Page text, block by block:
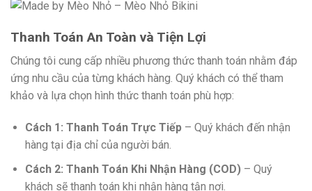
Thanh Toán An Toàn và Tiện Lợi
Chúng tôi cung cấp nhiều phương thức thanh toán nhằm đáp
ứng nhu cầu của từng khách hàng. Quý khách có thể tham
khảo và lựa chọn hình thức thanh toán phù hợp:
Cách 1: Thanh Toán Trực Tiếp– Quý khách đến nhận
hàng tại địa chỉ của người bán.
Cách 2: Thanh Toán Khi Nhận Hàng (COD)– Quý
khách sẽ thanh toán khi nhận hàng tận nơi.